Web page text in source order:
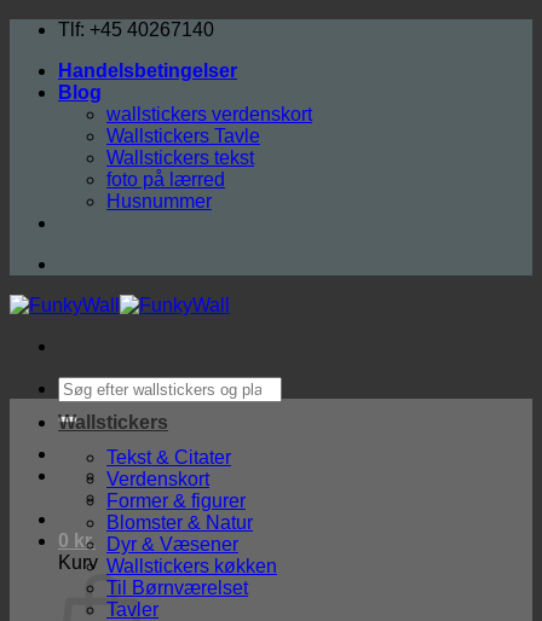
Fortsæt
indhold
Tlf: +45 40267140
Handelsbetingelser
Blog
wallstickers verdenskort
Wallstickers Tavle
Wallstickers tekst
foto på lærred
Husnummer
Søg
efter:
0 kr.
Kurv
Wallstickers
Tekst & Citater
Verdenskort
Former & figurer
Blomster & Natur
Dyr & Væsener
Wallstickers køkken
Til Børnværelset
Tavler